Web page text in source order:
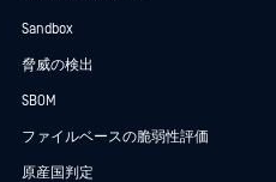
Sandbox
脅威の検出
SBOM
ファイルベースの脆弱性評価
原産国判定